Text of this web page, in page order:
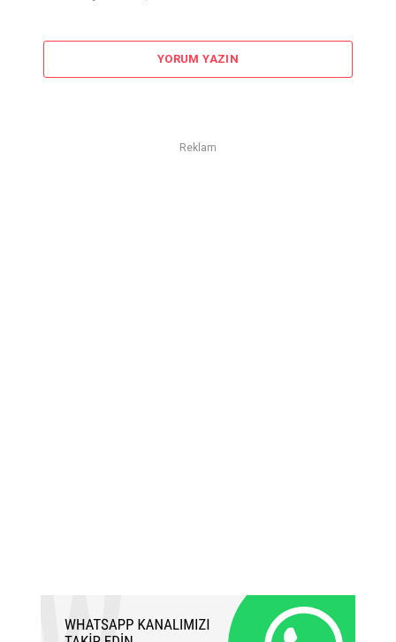
YORUM YAZIN
Reklam